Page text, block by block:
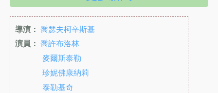
導演： 喬瑟夫柯辛斯基
演員： 喬許布洛林
麥爾斯泰勒
珍妮佛康納莉
泰勒基奇